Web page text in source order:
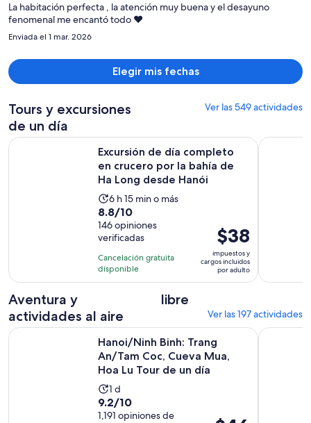
por
La habitación perfecta , la atención muy buena y el desayuno
fenomenal me encantó todo ♥️
Enviada el 1 mar. 2026
Elegir mis fechas
Tours y excursiones
de un día
Ver las 549 actividades
Excursión de día completo
en crucero por la bahía de
Ha Long desde Hanói
La
actividad
dura
6
horas
y
15
6 h 15 min o más
8.8
de
10
con
146
opiniones
8.8/10
146 opiniones
verificadas
Cancelación gratuita
disponible
El
precio
es
de
adulto
$38
impuestos y
cargos incluidos
por adulto
Excursión de día completo en crucero por la bahía de Ha
Hanói:
Aventura y
actividades al aire
libre
Ver las 197 actividades
Hanoi/Ninh Binh: Trang
An/Tam Coc, Cueva Mua,
Hoa Lu Tour de un día
La
actividad
dura
1 d
9.2
de
9.2/10
1,191 opiniones de
Hanoi/Ninh Binh: Trang An/Tam Coc, Cueva Mua, Hoa Lu
Tour de